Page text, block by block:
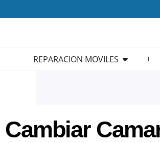
al
REPARACION MOVILES Open
Cambiar